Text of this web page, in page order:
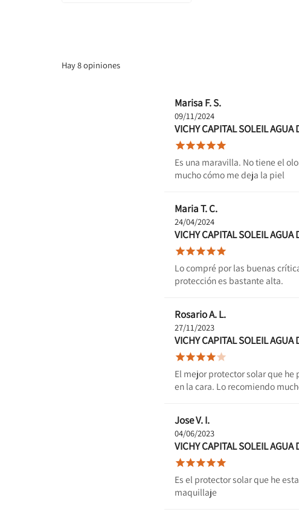
Hay 8 opiniones
Marisa F. S.
09/11/2024
VICHY CAPITAL SOLEIL

Es una maravilla. No tiene el
mucho cómo me deja la piel
Maria T. C.
24/04/2024
VICHY CAPITAL SOLEIL

Lo compré por las buenas
protección es bastante alta.
Rosario A. L.
27/11/2023
VICHY CAPITAL SOLEIL

El mejor protector solar que
en la cara. Lo recomiendo
Jose V. I.
04/06/2023
VICHY CAPITAL SOLEIL

Es el protector solar que he
maquillaje